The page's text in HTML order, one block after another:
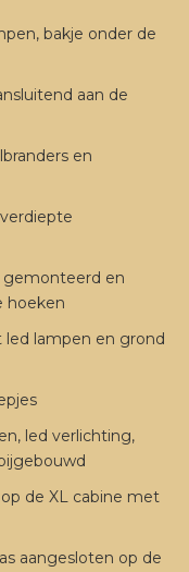
bakje onder de
aan de
en
gemonteerd en
hoeken
lampen en grond
led verlichting,
de XL cabine met
aangesloten op de